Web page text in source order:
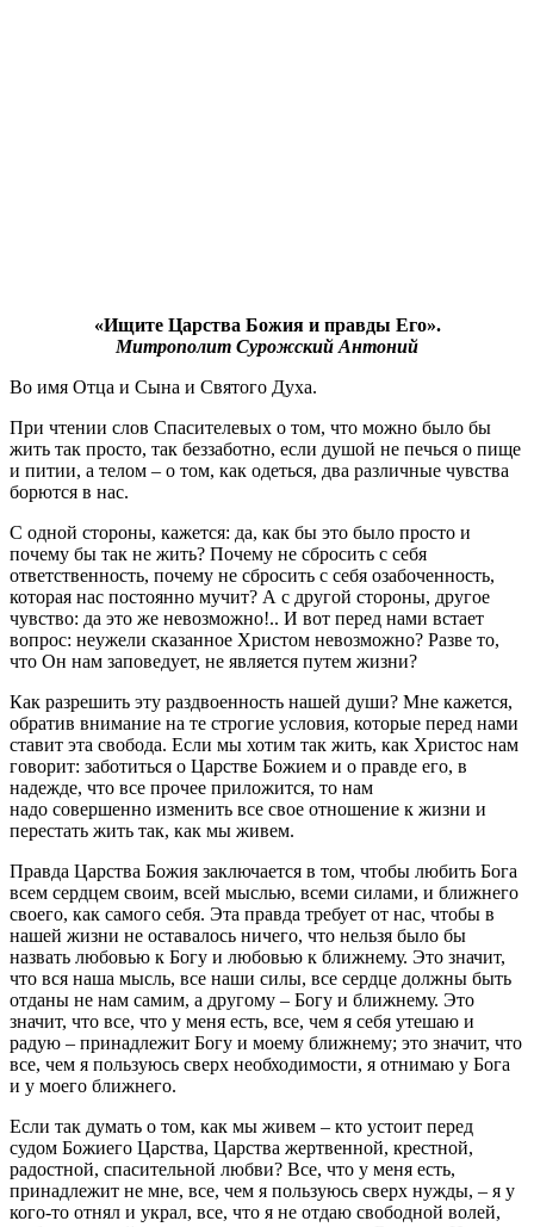
«Ищите Царства Божия и правды Его».
Митрополит Сурожский Антоний
Во имя Отца и Сына и Святого Духа.
При чтении слов Спасителевых о том, что можно было бы
жить так просто, так беззаботно, если душой не печься о пище
и питии, а телом – о том, как одеться, два различные чувства
борются в нас.
С одной стороны, кажется: да, как бы это было просто и
почему бы так не жить? Почему не сбросить с себя
ответственность, почему не сбросить с себя озабоченность,
которая нас постоянно мучит? А с другой стороны, другое
чувство: да это же невозможно!.. И вот перед нами встает
вопрос: неужели сказанное Христом невозможно? Разве то,
что Он нам заповедует, не является путем жизни?
Как разрешить эту раздвоенность нашей души? Мне кажется,
обратив внимание на те строгие условия, которые перед нами
ставит эта свобода. Если мы хотим так жить, как Христос нам
говорит: заботиться о Царстве Божием и о правде его, в
надежде, что все прочее приложится, то нам
надо совершенно изменить все свое отношение к жизни и
перестать жить так, как мы живем.
Правда Царства Божия заключается в том, чтобы любить Бога
всем сердцем своим, всей мыслью, всеми силами, и ближнего
своего, как самого себя. Эта правда требует от нас, чтобы в
нашей жизни не оставалось ничего, что нельзя было бы
назвать любовью к Богу и любовью к ближнему. Это значит,
что вся наша мысль, все наши силы, все сердце должны быть
отданы не нам самим, а другому – Богу и ближнему. Это
значит, что все, что у меня есть, все, чем я себя утешаю и
радую – принадлежит Богу и моему ближнему; это значит, что
все, чем я пользуюсь сверх необходимости, я отнимаю у Бога
и у моего ближнего.
Если так думать о том, как мы живем – кто устоит перед
судом Божиего Царства, Царства жертвенной, крестной,
радостной, спасительной любви? Все, что у меня есть,
принадлежит не мне, все, чем я пользуюсь сверх нужды, – я у
кого-то отнял и украл, все, что я не отдаю свободной волей,